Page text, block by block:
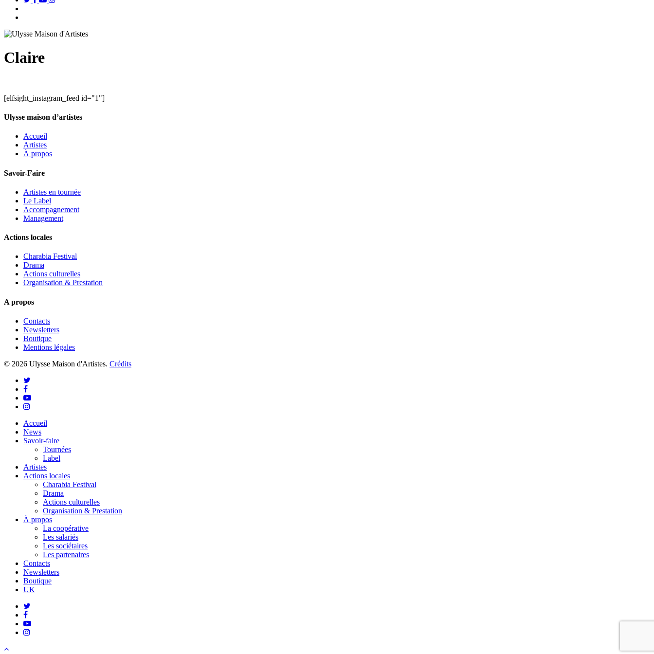
Claire
[elfsight_instagram_feed id="1"]
Ulysse maison d’artistes
Accueil
Artistes
À propos
Savoir-Faire
Artistes en tournée
Le Label
Accompagnement
Management
Actions locales
Charabia Festival
Drama
Actions culturelles
Organisation & Prestation
A propos
Contacts
Newsletters
Boutique
Mentions légales
© 2026 Ulysse Maison d'Artistes. Crédits
twitter
facebook
youtube
instagram
Close
Menu
Accueil
News
Savoir-faire
Tournées
Label
Artistes
Actions locales
Charabia Festival
Drama
Actions culturelles
Organisation & Prestation
À propos
La coopérative
Les salariés
Les sociétaires
Les partenaires
Contacts
Newsletters
Boutique
UK
twitter
facebook
youtube
instagram